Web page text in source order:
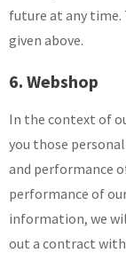
future at any time.
given above.
6. Webshop
In the context of
you those
and performance
performance of
information, we
out a contract